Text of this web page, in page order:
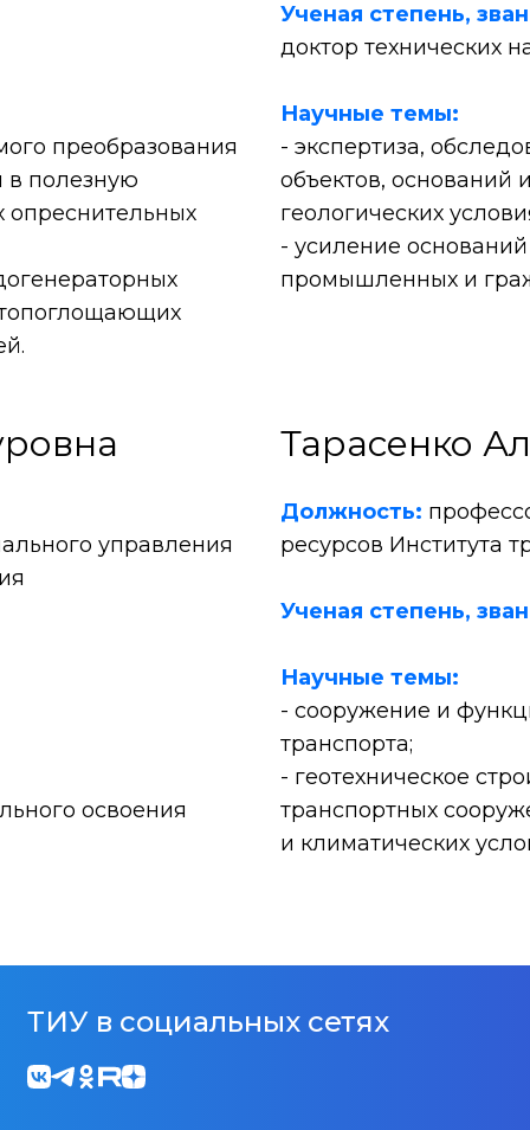
преобразования
в полезную
опреснительных
Ученая степень,
доктор технических
Научные темы:
- экспертиза,
объектов,
геологических
- усиление
промышленных и
управления
освоения
Тарасенко
Должность:
ресурсов Института
Ученая степень,
Научные темы:
- сооружение и
транспорта;
- геотехническое
транспортных
и климатических
ТИУ в социальных сетях